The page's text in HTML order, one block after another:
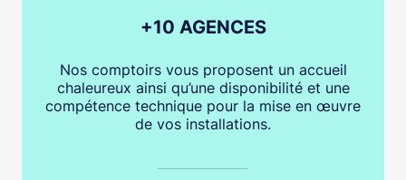
+10 AGENCES
Nos comptoirs vous proposent un accueil
chaleureux ainsi qu’une disponibilité et une
compétence technique pour la mise en œuvre
de vos installations.